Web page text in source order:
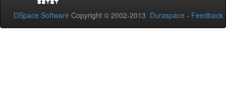
DSpace Software Copyright © 2002-2013 Duraspace - Feedback